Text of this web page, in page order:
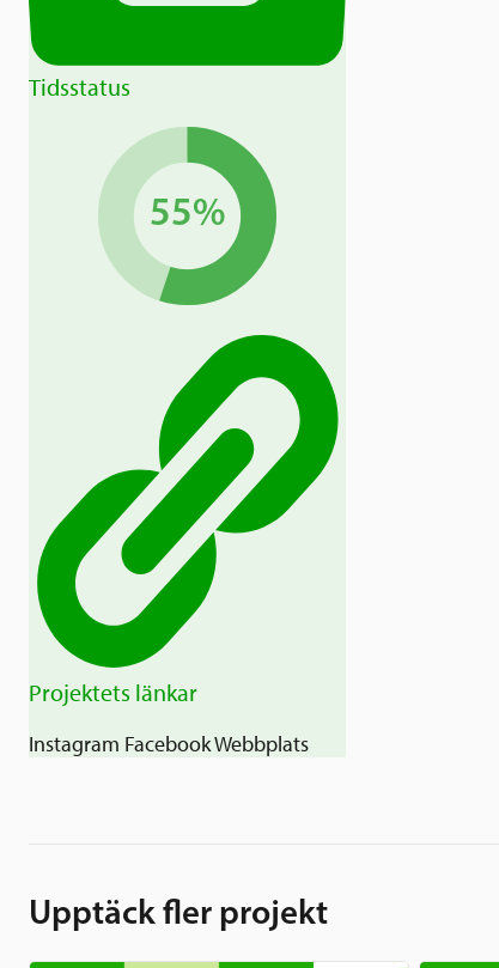
Tidsstatus
55%
Projektets länkar
Instagram FacebookWebbplats
Upptäck fler projekt